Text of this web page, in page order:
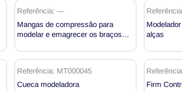
Referência: —
Mangas de compressão para
modelar e emagrecer os braços
alças
Referência: MT000045
Cueca modeladora
Firm